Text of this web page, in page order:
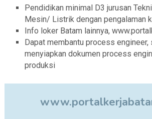
Pendidikan minimal D3 jurusan
Mesin/ Listrik dengan pengalaman
Info loker Batam lainnya,
Dapat membantu process engineer,
menyiapkan dokumen process
produksi